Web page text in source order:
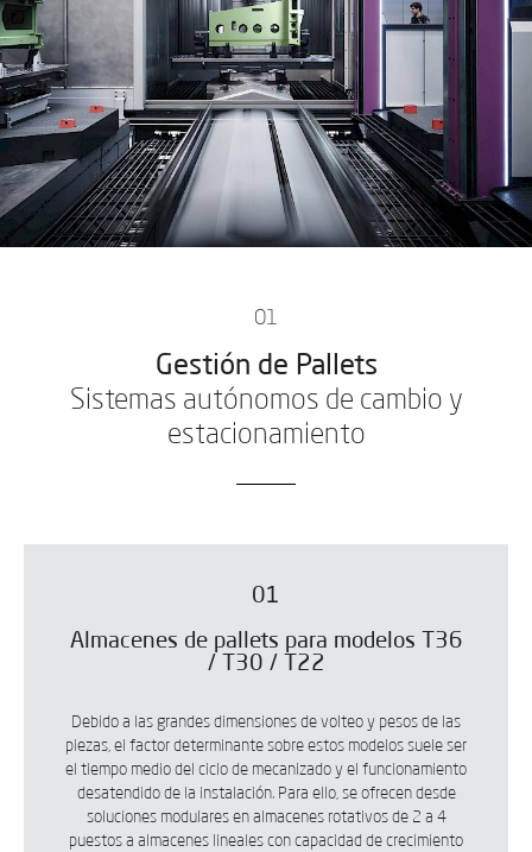
01
Gestión de Pallets
Sistemas autónomos de cambio y
estacionamiento
01
Almacenes de pallets para modelos T36
/ T30 / T22
Debido a las grandes dimensiones de volteo y pesos de las
piezas, el factor determinante sobre estos modelos suele ser
el tiempo medio del ciclo de mecanizado y el funcionamiento
desatendido de la instalación. Para ello, se ofrecen desde
soluciones modulares en almacenes rotativos de 2 a 4
puestos a almacenes lineales con capacidad de crecimiento